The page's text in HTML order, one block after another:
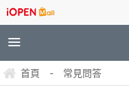
首頁 - 常見問答